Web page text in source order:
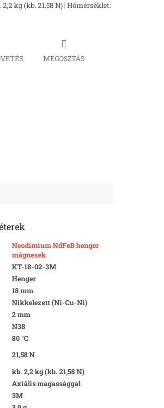
kg (kb. 21.58 N) | Hőmérséklet:
MEGOSZTÁS
Neodímium NdFeB henger
mágnesek
KT-18-02-3M
Henger
18 mm
Nikkelezett (Ni-Cu-Ni)
2 mm
N38
80 °C
21,58 N
kb. 2,2 kg (kb. 21,58 N)
Axiális magassággal
3M